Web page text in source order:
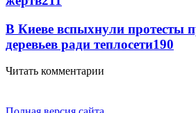
В Киеве вспыхнули протесты
деревьев ради теплосети190
Читать комментарии